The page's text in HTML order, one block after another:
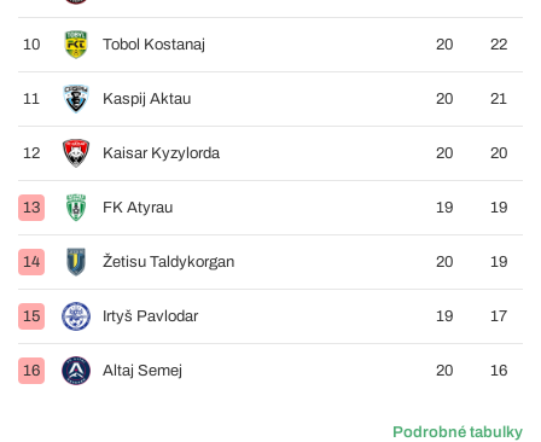
10 Tobol Kostanaj 20 22
11 Kaspij Aktau 20 21
12 Kaisar Kyzylorda 20 20
13 FK Atyrau 19 19
14 Žetisu Taldykorgan 20 19
15 Irtyš Pavlodar 19 17
16 Altaj Semej 20 16
Podrobné tabulky